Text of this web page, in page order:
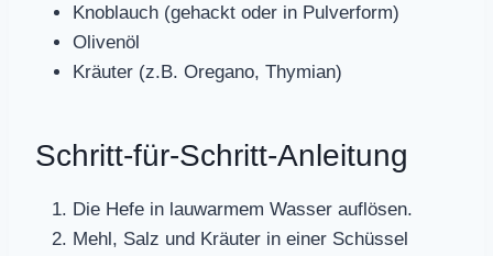
Knoblauch (gehackt oder in Pulverform)
Olivenöl
Kräuter (z.B. Oregano, Thymian)
Schritt-für-Schritt-Anleitung
Die Hefe in lauwarmem Wasser auflösen.
Mehl, Salz und Kräuter in einer Schüssel